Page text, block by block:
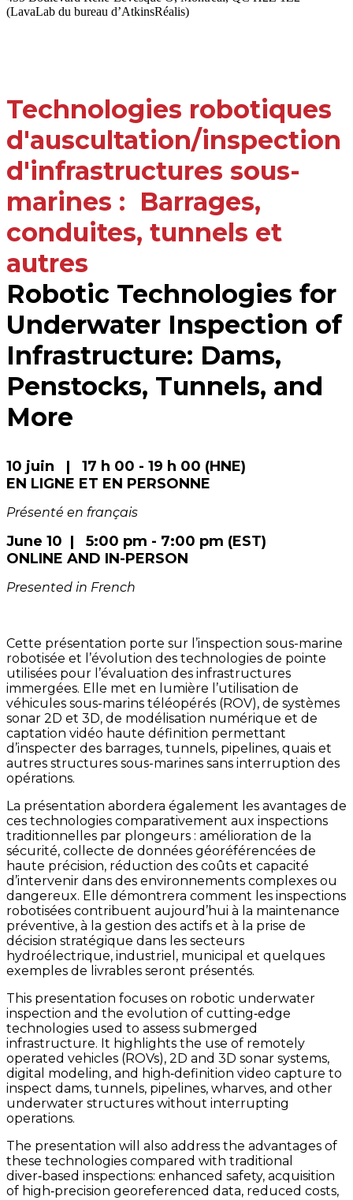
​​​​​​​(LavaLab du bureau d’AtkinsRéalis)
Technologies robotiques
d'auscultation/inspection
d'infrastructures sous-
marines : Barrages,
conduites, tunnels et
autres
Robotic Technologies for
Underwater Inspection of
Infrastructure: Dams,
Penstocks, Tunnels, and
More
10 juin | 17 h 00 - 19 h 00 (HNE)
EN LIGNE ET EN PERSONNE
Présenté en français
June 10 | 5:00 pm - 7:00 pm (EST)
ONLINE AND IN-PERSON
Presented in French
Cette présentation porte sur l’inspection sous-marine
robotisée et l’évolution des technologies de pointe
utilisées pour l’évaluation des infrastructures
immergées. Elle met en lumière l’utilisation de
véhicules sous-marins téléopérés (ROV), de systèmes
sonar 2D et 3D, de modélisation numérique et de
captation vidéo haute définition permettant
d’inspecter des barrages, tunnels, pipelines, quais et
autres structures sous-marines sans interruption des
opérations.
La présentation abordera également les avantages de
ces technologies comparativement aux inspections
traditionnelles par plongeurs : amélioration de la
sécurité, collecte de données géoréférencées de
haute précision, réduction des coûts et capacité
d’intervenir dans des environnements complexes ou
dangereux. Elle démontrera comment les inspections
robotisées contribuent aujourd’hui à la maintenance
préventive, à la gestion des actifs et à la prise de
décision stratégique dans les secteurs
hydroélectrique, industriel, municipal et quelques
exemples de livrables seront présentés.
This presentation focuses on robotic underwater
inspection and the evolution of cutting‑edge
technologies used to assess submerged
infrastructure. It highlights the use of remotely
operated vehicles (ROVs), 2D and 3D sonar systems,
digital modeling, and high‑definition video capture to
inspect dams, tunnels, pipelines, wharves, and other
underwater structures without interrupting
operations.
The presentation will also address the advantages of
these technologies compared with traditional
diver‑based inspections: enhanced safety, acquisition
of high‑precision georeferenced data, reduced costs,